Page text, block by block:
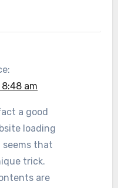
am
a good
loading
seems that
trick.
are